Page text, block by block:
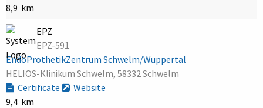
8,9 km
EPZ
EPZ-591
EndoProthetikZentrum Schwelm/Wuppertal
HELIOS-Klinikum Schwelm, 58332 Schwelm
Certificate
Website
9,4 km